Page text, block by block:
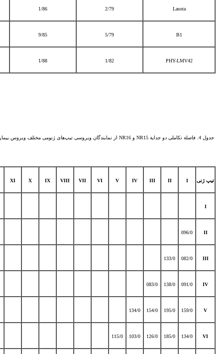
Lasota
2/79
1/86
B1
5/79
9/85
PHY-LMV42
1/82
1/88
جدول 4. فاصلة تکاملی دو جدایة NR15 و NR16 از نمایندگان ویروسی تیپ‌های ژنومی مختلف ویروس بیماری نیوکاسل
تیپ ژنی I
II
III
IV
V
VI
VII
VIII
IX
X
XI
I
II
096/0
III
082/0
133/0
IV
091/0
138/0
083/0
V
159/0
195/0
154/0
134/0
VI
134/0
185/0
126/0
103/0
115/0